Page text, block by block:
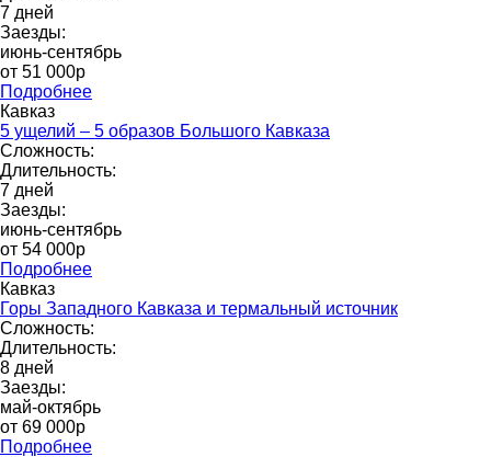
7 дней
Заезды:
июнь-сентябрь
от 51 000р
Подробнее
Кавказ
5 ущелий – 5 образов Большого Кавказа
Сложность:
Длительность:
7 дней
Заезды:
июнь-сентябрь
от 54 000р
Подробнее
Кавказ
Горы Западного Кавказа и термальный источник
Сложность:
Длительность:
8 дней
Заезды:
май-октябрь
от 69 000p
Подробнее